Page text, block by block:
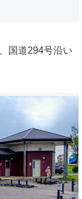
国道294号沿い